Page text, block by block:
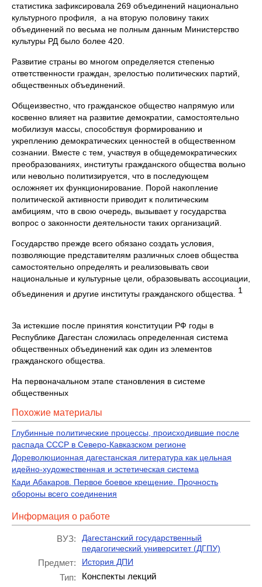
статистика зафиксировала 269 объединений национально
культурного профиля, а на вторую половину таких
объединений по весьма не полным данным Министерство
культуры РД было более 420.
Развитие страны во многом определяется степенью
ответственности граждан, зрелостью политических партий,
общественных объединений.
Общеизвестно, что гражданское общество напрямую или
косвенно влияет на развитие демократии, самостоятельно
мобилизуя массы, способствуя формированию и
укреплению демократических ценностей в общественном
сознании. Вместе с тем, участвуя в общедемократических
преобразованиях, институты гражданского общества вольно
или невольно политизируется, что в последующем
осложняет их функционирование. Порой накопление
политической активности приводит к политическим
амбициям, что в свою очередь, вызывает у государства
вопрос о законности деятельности таких организаций.
Государство прежде всего обязано создать условия,
позволяющие представителям различных слоев общества
самостоятельно определять и реализовывать свои
национальные и культурные цели, образовывать ассоциации,
объединения и другие институты гражданского общества. 1
За истекшие после принятия конституции РФ годы в
Республике Дагестан сложилась определенная система
общественных объединений как один из элементов
гражданского общества.
На первоначальном этапе становления в системе
общественных
Похожие материалы
Глубинные политические процессы, происходившие после
распада СССР в Северо-Кавказском регионе
Дореволюционная дагестанская литература как цельная
идейно-художественная и эстетическая система
Кади Абакаров. Первое боевое крещение. Прочность
обороны всего соединения
Информация о работе
ВУЗ:
Дагестанский государственный
педагогический университет (ДГПУ)
Предмет: История ДПИ
Тип: Конспекты лекций